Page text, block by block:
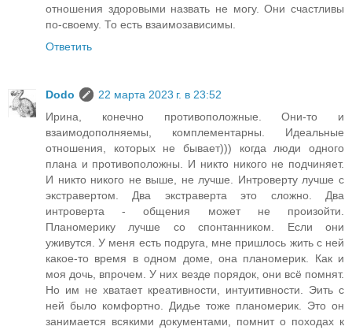
отношения здоровыми назвать не могу. Они счастливы
по-своему. То есть взаимозависимы.
Ответить
Dodo
22 марта 2023 г. в 23:52
Ирина, конечно противоположные. Они-то и
взаимодополняемы, комплементарны. Идеальные
отношения, которых не бывает))) когда люди одного
плана и противоположны. И никто никого не подчиняет.
И никто никого не выше, не лучше. Интроверту лучше с
экстравертом. Два экстраверта это сложно. Два
интроверта - общения может не произойти.
Планомерику лучше со спонтанником. Если они
уживутся. У меня есть подруга, мне пришлось жить с ней
какое-то время в одном доме, она планомерик. Как и
моя дочь, впрочем. У них везде порядок, они всё помнят.
Но им не хватает креативности, интуитивности. Эить с
ней было комфортно. Дидье тоже планомерик. Это он
занимается всякими документами, помнит о походах к